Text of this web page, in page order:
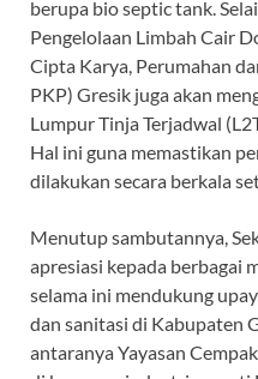
berupa bio septic tank.
Pengelolaan Limbah Cair
Cipta Karya, Perumahan
PKP) Gresik juga akan
Lumpur Tinja Terjadwal
Hal ini guna memastikan
dilakukan secara berkala
Menutup sambutannya,
apresiasi kepada berbagai
selama ini mendukung
dan sanitasi di Kabupaten
antaranya Yayasan